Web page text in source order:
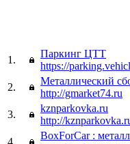
1.
Паркинг ЦТТ
https://
2.
Металлический
http://gmarket74.ru
3.
kznparkovka.ru
http://
4.
BoxForCar :